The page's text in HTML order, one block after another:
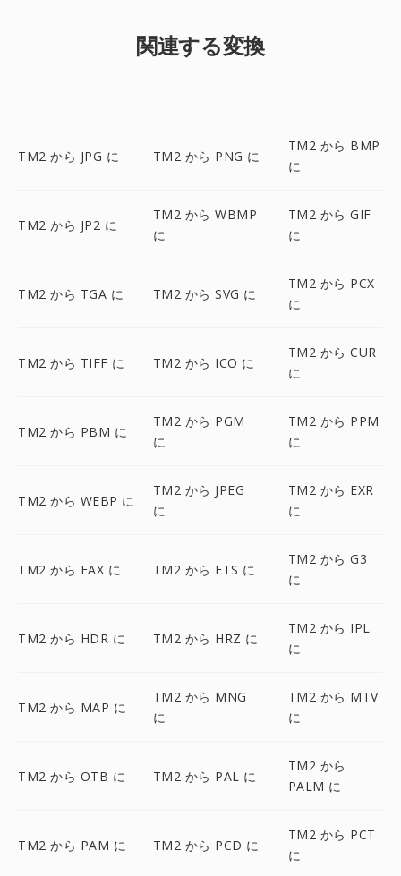
関連する変換
TM2 から JPG に TM2 から PNG に
TM2 から BMP
に
TM2 から JP2 に
TM2 から WBMP
に
TM2 から GIF
に
TM2 から TGA に TM2 から SVG に
TM2 から PCX
に
TM2 から TIFF に TM2 から ICO に
TM2 から CUR
に
TM2 から PBM に
TM2 から PGM
に
TM2 から PPM
に
TM2 から WEBP に
TM2 から JPEG
に
TM2 から EXR
に
TM2 から FAX に TM2 から FTS に
TM2 から G3
に
TM2 から HDR に TM2 から HRZ に
TM2 から IPL
に
TM2 から MAP に
TM2 から MNG
に
TM2 から MTV
に
TM2 から OTB に TM2 から PAL に
TM2 から
PALM に
TM2 から PAM に TM2 から PCD に
TM2 から PCT
に